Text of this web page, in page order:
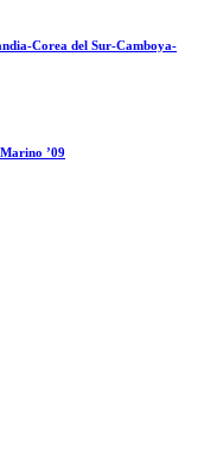
Corea del Sur-Camboya-
’09